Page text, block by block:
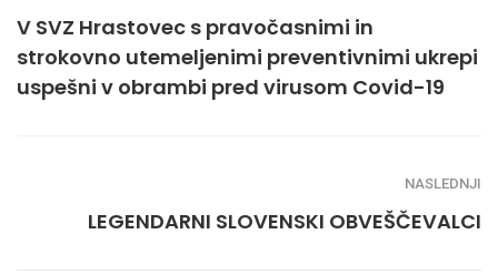
V SVZ Hrastovec s pravočasnimi in
strokovno utemeljenimi preventivnimi ukrepi
uspešni v obrambi pred virusom Covid-19
NASLEDNJI
LEGENDARNI SLOVENSKI OBVEŠČEVALCI